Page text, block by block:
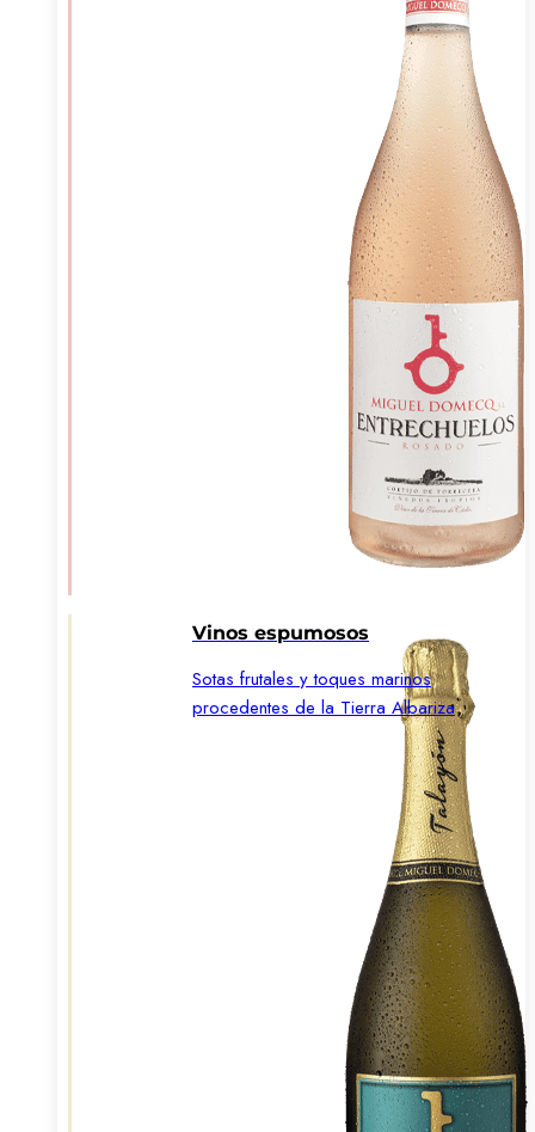
Vinos espumosos
Sotas frutales y toques marinos
procedentes de la Tierra Albariza